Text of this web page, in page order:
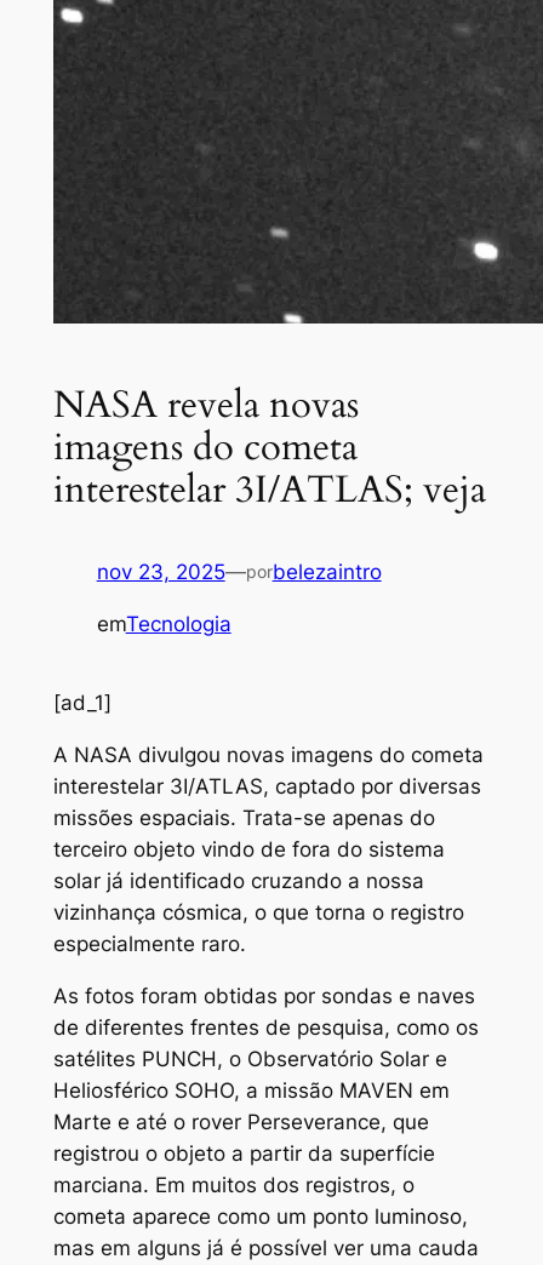
NASA revela novas
imagens do cometa
interestelar 3I/ATLAS; veja
nov 23, 2025—porbelezaintro
emTecnologia
[ad_1]
A NASA divulgou novas imagens do cometa
interestelar 3I/ATLAS, captado por diversas
missões espaciais. Trata-se apenas do
terceiro objeto vindo de fora do sistema
solar já identificado cruzando a nossa
vizinhança cósmica, o que torna o registro
especialmente raro.
As fotos foram obtidas por sondas e naves
de diferentes frentes de pesquisa, como os
satélites PUNCH, o Observatório Solar e
Heliosférico SOHO, a missão MAVEN em
Marte e até o rover Perseverance, que
registrou o objeto a partir da superfície
marciana. Em muitos dos registros, o
cometa aparece como um ponto luminoso,
mas em alguns já é possível ver uma cauda